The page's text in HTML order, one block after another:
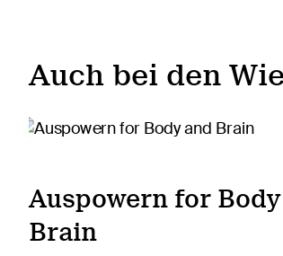
Auch bei den
Auspowern for
Brain